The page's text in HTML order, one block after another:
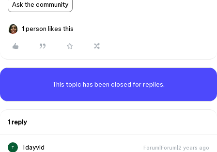
Ask the community
1 person likes this
This topic has been closed for replies.
1 reply
T Tdayvid Forum|Forum|2 years ago